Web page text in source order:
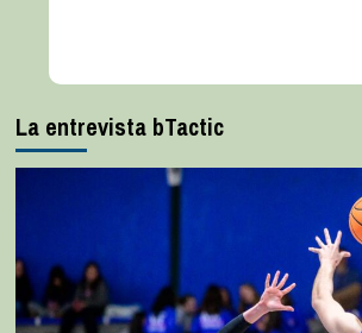
La entrevista bTactic